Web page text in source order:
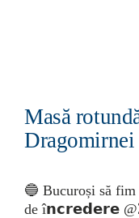
Masă
Dragomirnei
🔵 Bucuroși să
de î𝗻𝗰𝗿𝗲𝗱𝗲𝗿𝗲